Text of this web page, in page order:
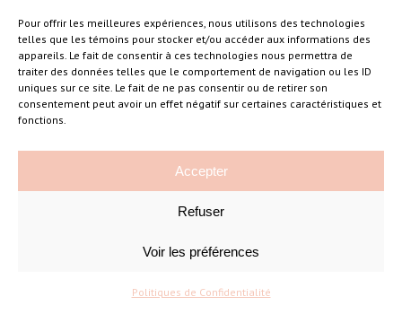
Pour offrir les meilleures expériences, nous utilisons des technologies
telles que les témoins pour stocker et/ou accéder aux informations des
appareils. Le fait de consentir à ces technologies nous permettra de
traiter des données telles que le comportement de navigation ou les ID
uniques sur ce site. Le fait de ne pas consentir ou de retirer son
consentement peut avoir un effet négatif sur certaines caractéristiques et
fonctions.
Accepter
Refuser
Voir les préférences
Politiques de Confidentialité
–
Amélie Cousineau Photographe
©Amelie Cousineau Photographe